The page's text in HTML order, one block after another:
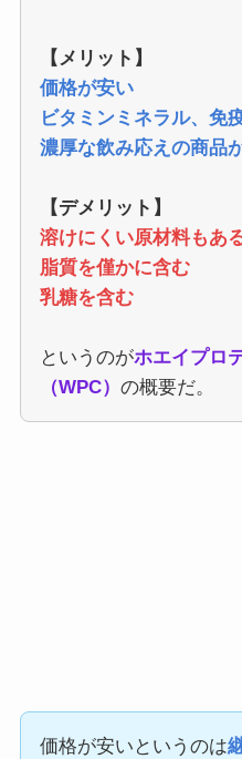
【メリット】
価格が安い
ビタミンミネラル、免
濃厚な飲み応えの商品
【デメリット】
溶けにくい原材料もあ
脂質を僅かに含む
乳糖を含む
というのがホエイプロ
（WPC） の概要だ。
価格が安いというのは